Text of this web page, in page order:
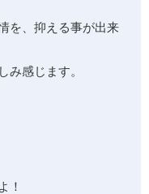
を、抑える事が出来
み感じます。
！